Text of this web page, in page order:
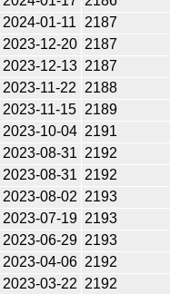
2024-01-11
2187
2023-12-20 2187
2023-12-13 2187
2023-11-22
2188
2023-11-15 2189
2023-10-04 2191
2023-08-31 2192
2023-08-31 2192
2023-08-02 2193
2023-07-19 2193
2023-06-29 2193
2023-04-06 2192
2023-03-22 2192